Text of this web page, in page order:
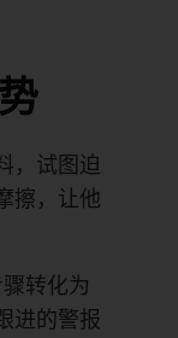
，试图迫
擦，让他
转化为
进的警报